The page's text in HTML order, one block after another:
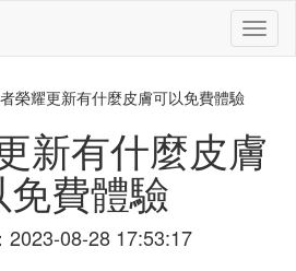
切
換
榮耀更新有什麼皮膚可以免費體驗
新有什麼皮膚
費體驗
2023-08-28 17:53:17